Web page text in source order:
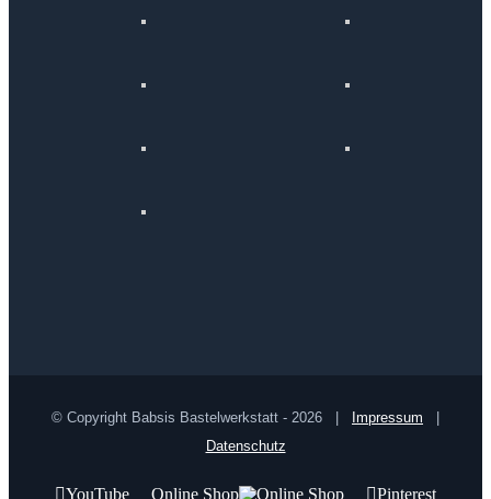
© Copyright Babsis Bastelwerkstatt - 2026 | Impressum
Datenschutz
YouTube Online Shop Pinterest